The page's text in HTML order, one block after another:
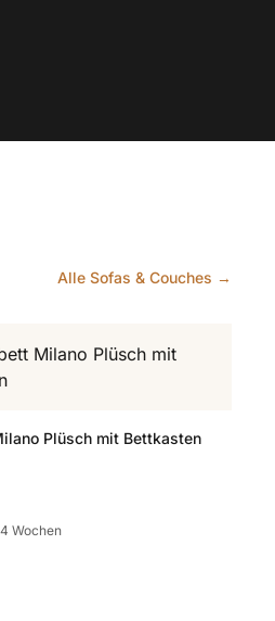
Alle Sofas & Couches →
Plüsch mit Bettkasten
Wochen